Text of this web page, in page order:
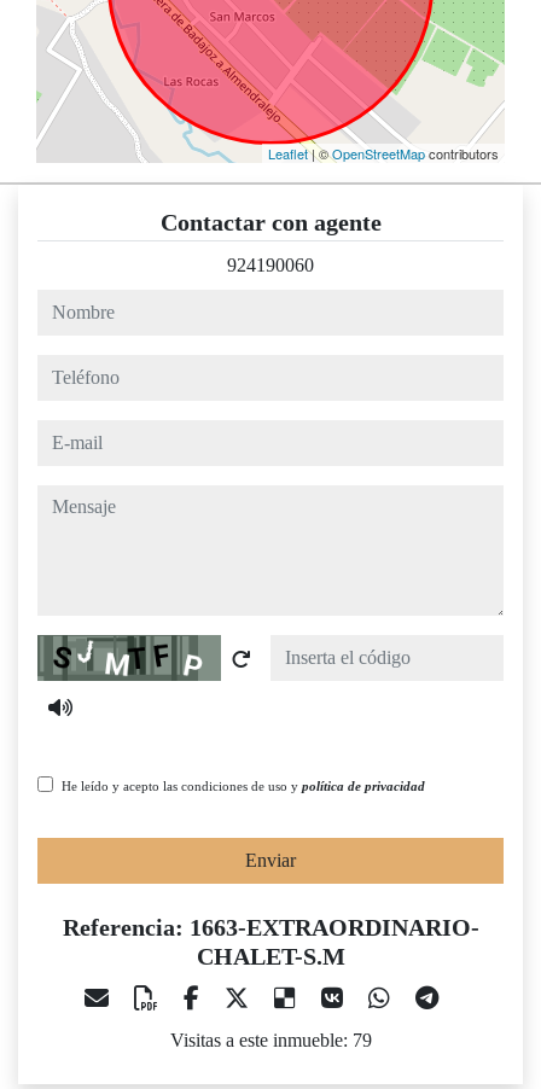
Leaflet| ©OpenStreetMapcontributors
Contactar con agente
924190060
nombre
teléfono
e-mail
mensaje
Captcha
He leído y acepto las condiciones de uso y política de privacidad
Enviar
Referencia: 1663-EXTRAORDINARIO-
CHALET-S.M
Visitas a este inmueble: 79